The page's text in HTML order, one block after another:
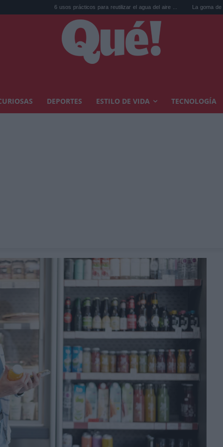
6 usos prácticos para reutilizar el agua del aire ... La goma de la nevera: el truco
DEPORTES ESTILO DE VIDA TECNOLOGÍA